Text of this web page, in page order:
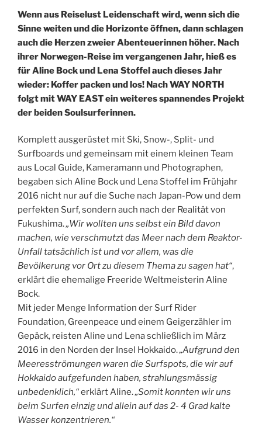
Wenn aus Reiselust Leidenschaft wird, wenn sich die
Sinne weiten und die Horizonte öffnen, dann schlagen
auch die Herzen zweier Abenteuerinnen höher. Nach
ihrer Norwegen-Reise im vergangenen Jahr, hieß es
für Aline Bock und Lena Stoffel auch dieses Jahr
wieder: Koffer packen und los! Nach WAY NORTH
folgt mit WAY EAST ein weiteres spannendes Projekt
der beiden Soulsurferinnen.
Komplett ausgerüstet mit Ski, Snow-, Split- und
Surfboards und gemeinsam mit einem kleinen Team
aus Local Guide, Kameramann und Photographen,
begaben sich Aline Bock und Lena Stoffel im Frühjahr
2016 nicht nur auf die Suche nach Japan-Pow und dem
perfekten Surf, sondern auch nach der Realität von
Fukushima.„Wir wollten uns selbst ein Bild davon
machen, wie verschmutzt das Meer nach dem Reaktor-
Unfall tatsächlich ist und vor allem, was die
Bevölkerung vor Ort zu diesem Thema zu sagen hat“,
erklärt die ehemalige Freeride Weltmeisterin Aline
Bock.
Mit jeder Menge Information der Surf Rider
Foundation, Greenpeace und einem Geigerzähler im
Gepäck, reisten Aline und Lena schließlich im März
2016 in den Norden der Insel Hokkaido.„Aufgrund den
Meeresströmungen waren die Surfspots, die wir auf
Hokkaido aufgefunden haben, strahlungsmässig
unbedenklich,“erklärt Aline.„Somit konnten wir uns
beim Surfen einzig und allein auf das 2- 4 Grad kalte
Wasser konzentrieren.“